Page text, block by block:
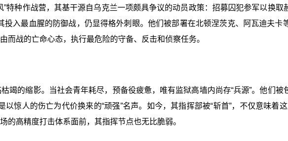
特种作战营，其基干源自乌克兰一项颇具争议的动员政策：招募囚犯参军以换取
入最血腥的防御战，仍显得格外刺眼。他们被部署在北顿涅茨克、阿瓦迪夫卡
战的亡命心态，执行最危险的守备、反击和侦察任务。
竭的缩影。当社会青年耗尽，预备役疲惫，唯有监狱高墙内尚存“兵源”。他们被
惊人的伤亡为代价换来的“顽强”名声。如今，其指挥部被“斩首”，不仅意味着
的高精度打击体系面前，其指挥节点也无比脆弱。